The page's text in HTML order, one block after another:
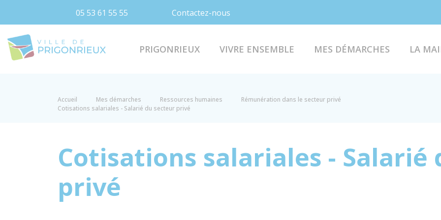
05 53 61 55 55 Contactez-nous
PRIGONRIEUX VIVRE ENSEMBLE MES DÉMARCHES LA
Accueil Mes démarches Ressources humaines
Rémunération dans le secteur privé
Cotisations salariales - Salarié du secteur privé
Cotisations salariales - Salarié
privé